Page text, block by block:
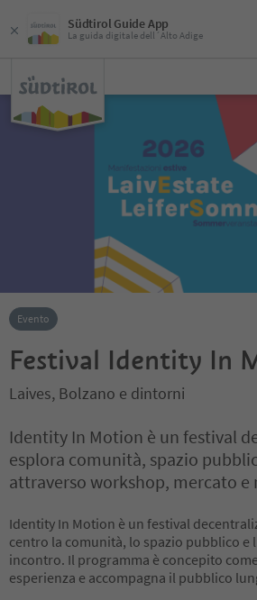
Südtirol Guide App
La guida digitale dell´Alto Adige
Evento
Festival Identity In
Laives, Bolzano e dintorni
Identity In Motion è un festival
esplora comunità, spazio
attraverso workshop, mercato e
Identity In Motion è un festival
centro la comunità, lo spazio pubblico e
incontro. Il programma è concepito
esperienza e accompagna il pubblico